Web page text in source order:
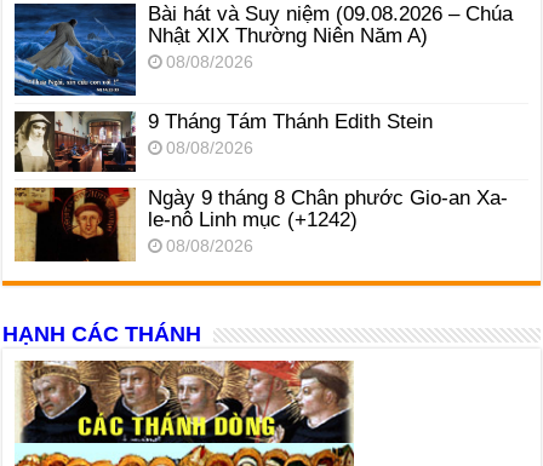
Bài hát và Suy niệm (09.08.2026 – Chúa
Nhật XIX Thường Niên Năm A)
08/08/2026
9 Tháng Tám Thánh Edith Stein
08/08/2026
Ngày 9 tháng 8 Chân phước Gio-an Xa-
le-nô Linh mục (+1242)
08/08/2026
HẠNH CÁC THÁNH